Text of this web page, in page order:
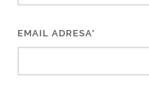
EMAIL ADRESA*